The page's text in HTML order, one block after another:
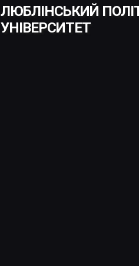
ЛЮБЛІНСЬКИЙ
УНІВЕРСИТЕТ